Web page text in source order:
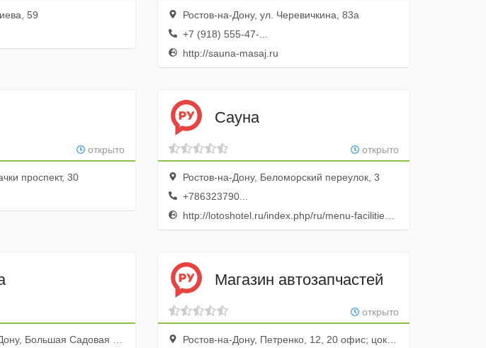
59
Ростов-на-Дону, ул. Черевичкина, 83а
+7 (918) 555-47-...
http://sauna-masaj.ru
открыто
проспект, 30
Сауна
открыто
Ростов-на-Дону, Беломорский переулок, 3
+786323790...
http://lotoshotel.ru/index.php/ru/menu-facilities-ru/menu-sauna-ru
Большая Садовая улица, 11
Магазин автозапчастей
открыто
Ростов-на-Дону, Петренко, 12, 20 офис; цокольный этаж